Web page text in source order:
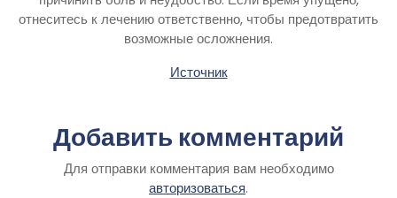
отнеситесь к лечению ответственно, чтобы предотвратить
возможные осложнения.
Источник
Добавить комментарий
Для отправки комментария вам необходимо
авторизоваться.